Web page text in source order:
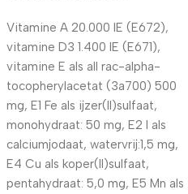
Vitamine A 20.000 IE (E672),
vitamine D3 1.400 IE (E671),
vitamine E als all rac-alpha-
tocopherylacetat (3a700) 500
mg, E1 Fe als ijzer(II)sulfaat,
monohydraat: 50 mg, E2 I als
calciumjodaat, watervrij:1,5 mg,
E4 Cu als koper(II)sulfaat,
pentahydraat: 5,0 mg, E5 Mn als